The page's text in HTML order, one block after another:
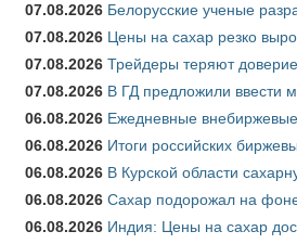
07.08.2026 Белорусские ученые
07.08.2026 Цены на сахар резко
07.08.2026 Трейдеры теряют
07.08.2026 В ГД предложили ввести
06.08.2026 Ежедневные
06.08.2026 Итоги российских
06.08.2026 В Курской области
06.08.2026 Сахар подорожал на
06.08.2026 Индия: Цены на сахар